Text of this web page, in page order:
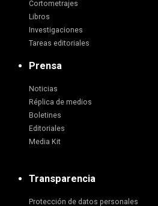
Cortometrajes
Libros
Investigaciones
Tareas editoriales
Prensa
Noticias
Réplica de medios
Boletines
Editoriales
Media Kit
Transparencia
Protección de datos personales